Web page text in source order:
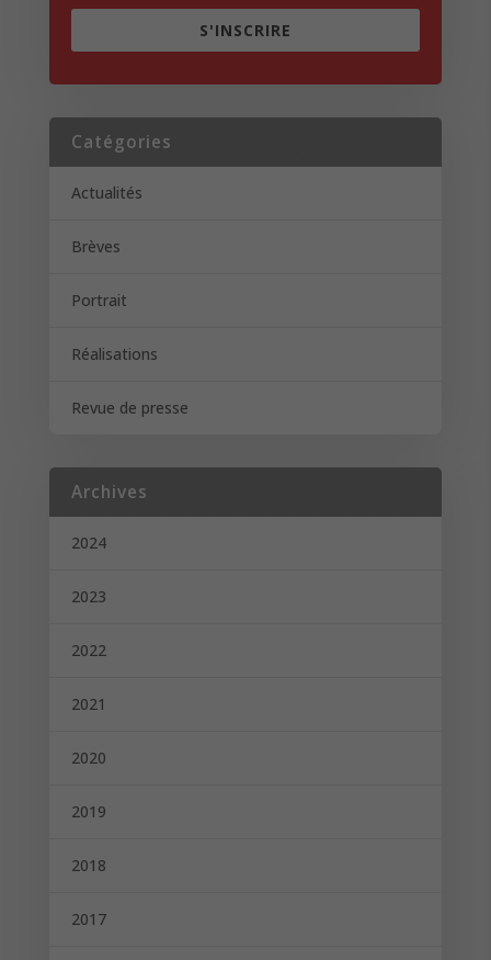
S'INSCRIRE
Catégories
Actualités
Brèves
Portrait
Réalisations
Revue de presse
Archives
2024
2023
2022
2021
2020
2019
2018
2017